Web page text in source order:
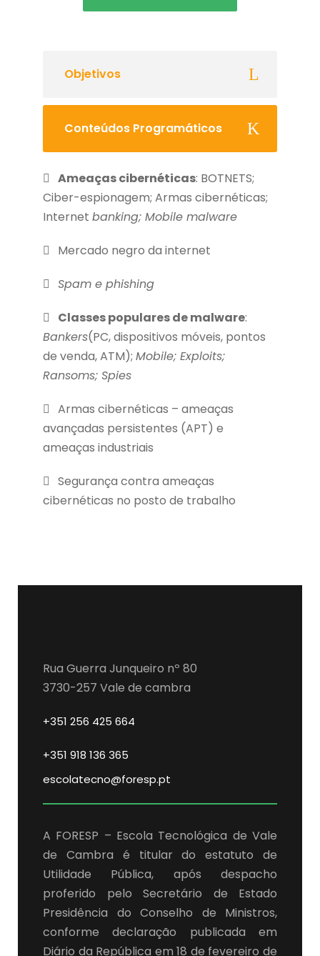
Objetivos
Conteúdos Programáticos
Ameaças cibernéticas: BOTNETS;
Ciber-espionagem; Armas cibernéticas;
Internet banking; Mobile malware
Mercado negro da internet
Spam e phishing
Classes populares de malware:
Bankers(PC, dispositivos móveis, pontos
de venda, ATM); Mobile; Exploits;
Ransoms; Spies
Armas cibernéticas – ameaças
avançadas persistentes (APT) e
ameaças industriais
Segurança contra ameaças
cibernéticas no posto de trabalho
Rua Guerra Junqueiro nº 80
3730-257 Vale de cambra
+351 256 425 664
+351 918 136 365
escolatecno@foresp.pt
A FORESP – Escola Tecnológica de Vale
de Cambra é titular do estatuto de
Utilidade Pública, após despacho
proferido pelo Secretário de Estado
Presidência do Conselho de Ministros,
conforme declaração publicada em
Diário da República em 18 de fevereiro de